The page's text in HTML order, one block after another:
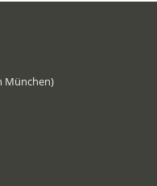
München)